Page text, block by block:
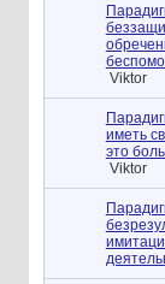
Viktor
иметь
это
Viktor